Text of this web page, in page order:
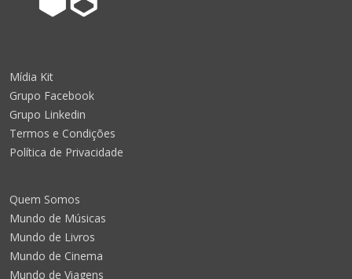
Mídia Kit
Grupo Facebook
Grupo Linkedin
Termos e Condições
Política de Privacidade
Quem Somos
Mundo de Músicas
Mundo de Livros
Mundo de Cinema
Mundo de Viagens